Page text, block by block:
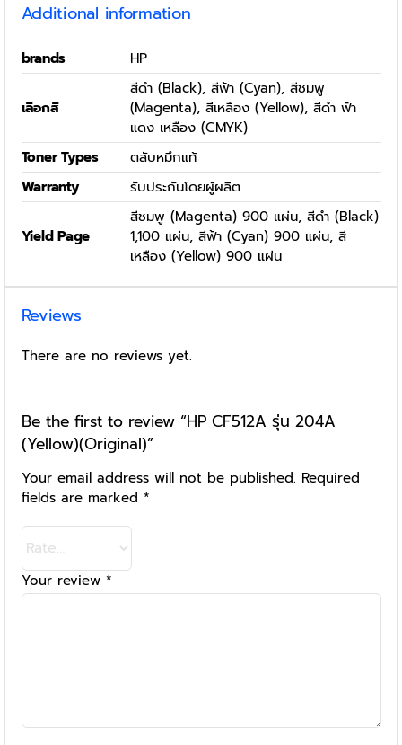
Additional information
brands HP
เลือกสี
สีดำ (Black), สีฟ้า (Cyan), สีชมพู
(Magenta), สีเหลือง (Yellow), สีดำ ฟ้า
แดง เหลือง (CMYK)
Toner Types
ตลับหมึกแท้
Warranty
รับประกันโดยผู้ผลิต
Yield Page
สีชมพู (Magenta) 900 แผ่น, สีดำ (Black)
1,100 แผ่น, สีฟ้า (Cyan) 900 แผ่น, สี
เหลือง (Yellow) 900 แผ่น
Reviews
There are no reviews yet.
Be the first to review “HP CF512A รุ่น 204A
(Yellow)(Original)”
Your email address will not be published. Required
fields are marked *
Your review *